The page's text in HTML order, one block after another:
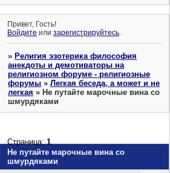
Привет, Гость!
Войдите илизарегистрируйтесь.
»Религия эзотерика философия
анекдоты и демотиваторы на
религиозном форуме - религиозные
форумы »Легкая беседа, а может и не
легкая »Не путайте марочные вина со
шмурдяками
Не путайте марочные вина со
шмурдяками
Страница:1